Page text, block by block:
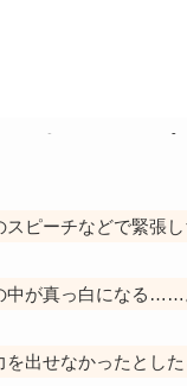
ピーチなどで緊張
中が真っ白になる……
出せなかったとし